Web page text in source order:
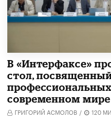
В «Интерфаксе»
стол,
современном мире
ГРИГОРИЙ АСМОЛОВ / 120